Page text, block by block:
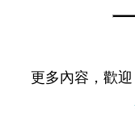
更多內容，歡迎